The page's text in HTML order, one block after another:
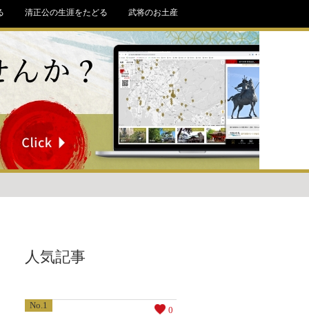
清正公の生涯をたどる 武将のお土産
人気記事
0